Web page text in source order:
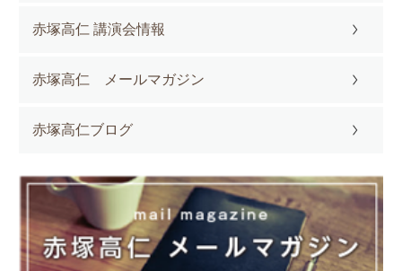
赤塚高仁 講演会情報
赤塚高仁 メールマガジン
赤塚高仁ブログ